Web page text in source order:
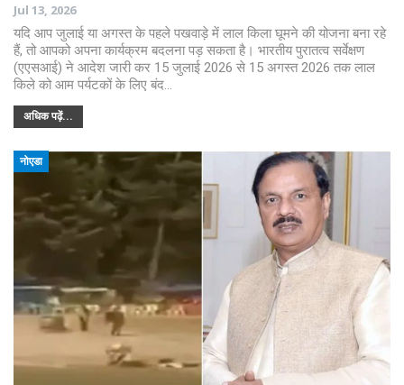
Jul 13, 2026
यदि आप जुलाई या अगस्त के पहले पखवाड़े में लाल किला घूमने की योजना बना रहे
हैं, तो आपको अपना कार्यक्रम बदलना पड़ सकता है। भारतीय पुरातत्व सर्वेक्षण
(एएसआई) ने आदेश जारी कर 15 जुलाई 2026 से 15 अगस्त 2026 तक लाल
किले को आम पर्यटकों के लिए बंद…
अधिक पढ़ें...
नोएडा